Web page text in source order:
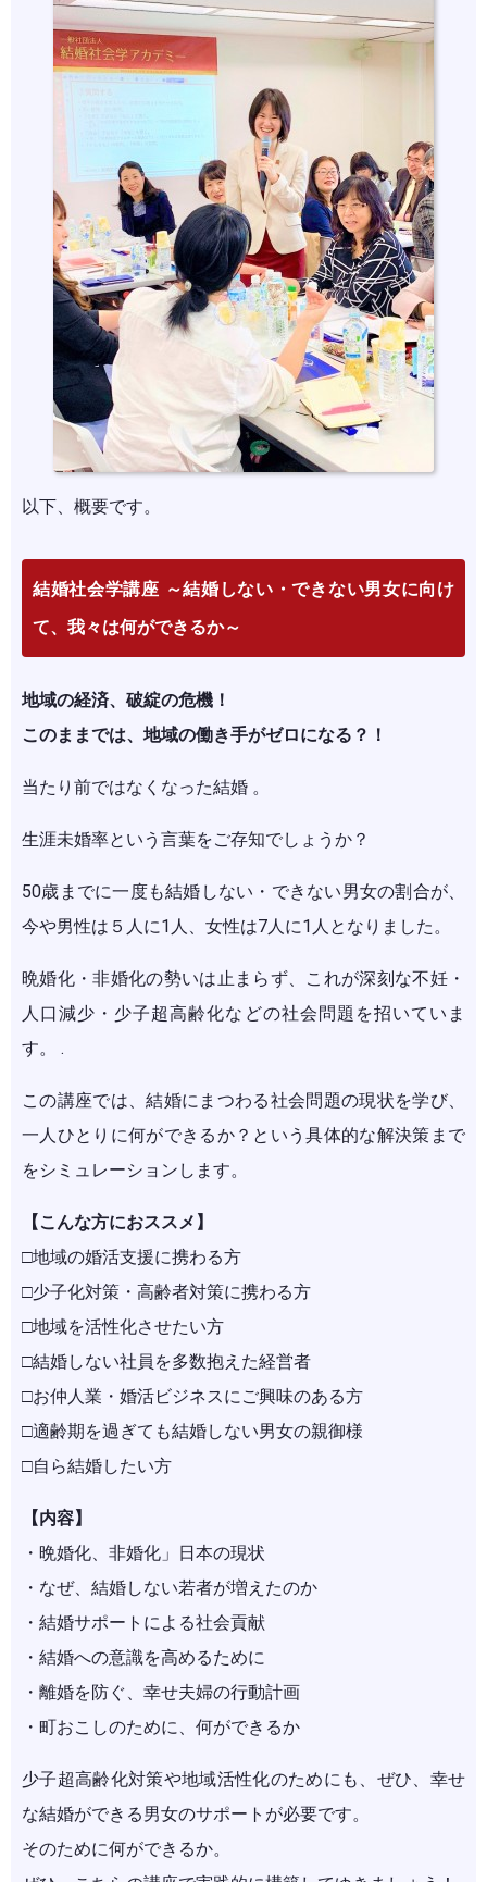
以下、概要です。
結婚社会学講座 ～結婚しない・できない男女に向け
て、我々は何ができるか～
地域の経済、破綻の危機！
このままでは、地域の働き手がゼロになる？！
当たり前ではなくなった結婚 。
生涯未婚率という言葉をご存知でしょうか？
50歳までに一度も結婚しない・できない男女の割合が、
今や男性は５人に1人、女性は7人に1人となりました。
晩婚化・非婚化の勢いは止まらず、これが深刻な不妊・
人口減少・少子超高齢化などの社会問題を招いていま
す。 .
この講座では、結婚にまつわる社会問題の現状を学び、
一人ひとりに何ができるか？という具体的な解決策まで
をシミュレーションします。
【こんな方におススメ】
□地域の婚活支援に携わる方
□少子化対策・高齢者対策に携わる方
□地域を活性化させたい方
□結婚しない社員を多数抱えた経営者
□お仲人業・婚活ビジネスにご興味のある方
□適齢期を過ぎても結婚しない男女の親御様
□自ら結婚したい方
【内容】
・晩婚化、非婚化」日本の現状
・なぜ、結婚しない若者が増えたのか
・結婚サポートによる社会貢献
・結婚への意識を高めるために
・離婚を防ぐ、幸せ夫婦の行動計画
・町おこしのために、何ができるか
少子超高齢化対策や地域活性化のためにも、ぜひ、幸せ
な結婚ができる男女のサポートが必要です。
そのために何ができるか。